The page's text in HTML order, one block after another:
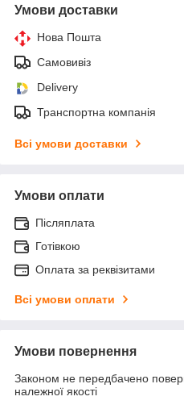
Умови доставки
Нова Пошта
Самовивіз
Delivery
Транспортна компанія
Всі умови доставки
Умови оплати
Післяплата
Готівкою
Оплата за реквізитами
Всі умови оплати
Умови повернення
Законом не передбачено
належної якості